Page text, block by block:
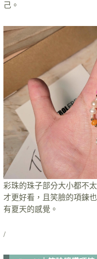
己。
彩珠的珠子部分大小都不
才更好看，且笑臉的項鍊
有夏天的感覺。
/